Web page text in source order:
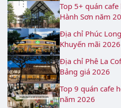
Top 5+ quán
Hành Sơn năm
Địa chỉ Phúc
Khuyến mãi 2026
Địa chỉ Phê La
Bảng giá 2026
Top 9 quán cafe
năm 2026